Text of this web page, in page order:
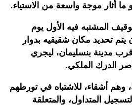
أثار موجة واسعة من الاستياء.
المشتبه فيه الأول يوم
تحديد مكان شقيقيه بدوار
مدينة بنسليمان، ليجري
الدرك الملكي.
وهم أشقاء، للاشتباه في تورطهم
المتداول، والمتعلقة